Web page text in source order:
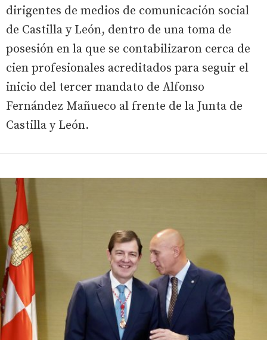
dirigentes de medios de comunicación social
de Castilla y León, dentro de una toma de
posesión en la que se contabilizaron cerca de
cien profesionales acreditados para seguir el
inicio del tercer mandato de Alfonso
Fernández Mañueco al frente de la Junta de
Castilla y León.